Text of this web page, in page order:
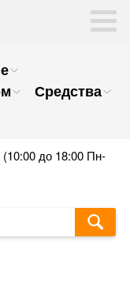
Средства
(10:00 до 18:00 Пн-